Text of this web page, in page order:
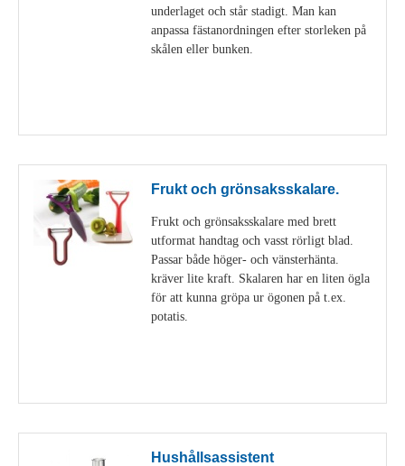
underlaget och står stadigt. Man kan
anpassa fästanordningen efter storleken på
skålen eller bunken.
Frukt och grönsaksskalare.
Frukt och grönsaksskalare med brett
utformat handtag och vasst rörligt blad.
Passar både höger- och vänsterhänta.
kräver lite kraft. Skalaren har en liten ögla
för att kunna gröpa ur ögonen på t.ex.
potatis.
Hushållsassistent